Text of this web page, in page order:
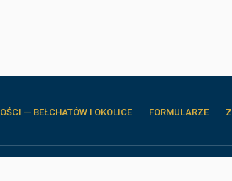
— BEŁCHATÓW I OKOLICE FORMULARZE